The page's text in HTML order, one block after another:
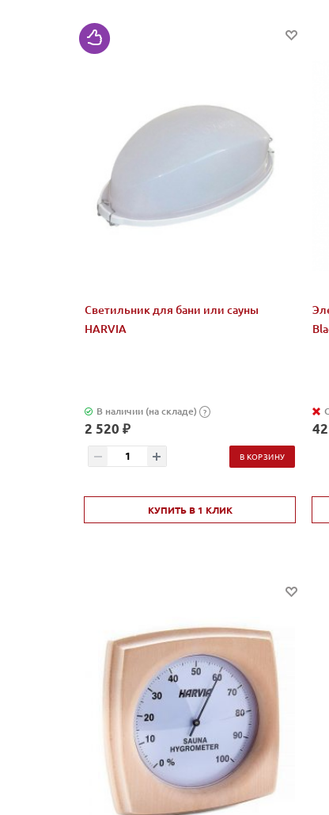
Светильник для бани или сауны
HARVIA
В наличии (на складе) ?
2 520 ₽
В КОРЗИНУ
КУПИТЬ В 1 КЛИК